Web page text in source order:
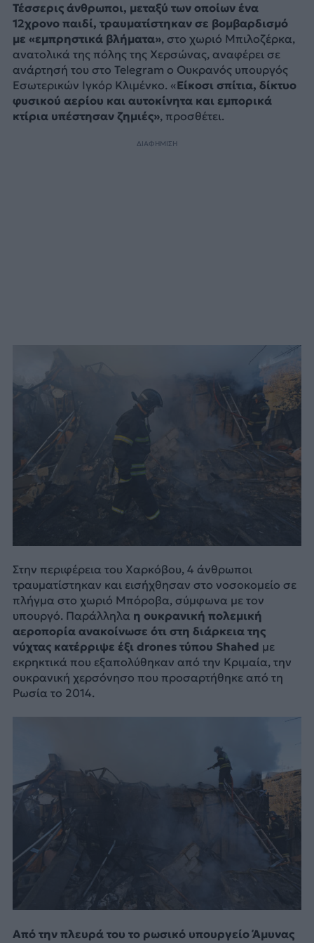
Τέσσερις άνθρωποι, μεταξύ των οποίων ένα
12χρονο παιδί, τραυματίστηκαν σε βομβαρδισμό
με «εμπρηστικά βλήματα», στο χωριό Μπιλοζέρκα,
ανατολικά της πόλης της Χερσώνας, αναφέρει σε
ανάρτησή του στο Telegram ο Ουκρανός υπουργός
Εσωτερικών Ιγκόρ Κλιμένκο. «Είκοσι σπίτια, δίκτυο
φυσικού αερίου και αυτοκίνητα και εμπορικά
κτίρια υπέστησαν ζημιές», προσθέτει.
ΔΙΑΦΗΜΙΣΗ
Στην περιφέρεια του Χαρκόβου, 4 άνθρωποι
τραυματίστηκαν και εισήχθησαν στο νοσοκομείο σε
πλήγμα στο χωριό Μπόροβα, σύμφωνα με τον
υπουργό. Παράλληλα η ουκρανική πολεμική
αεροπορία ανακοίνωσε ότι στη διάρκεια της
νύχτας κατέρριψε έξι drones τύπου Shahed με
εκρηκτικά που εξαπολύθηκαν από την Κριμαία, την
ουκρανική χερσόνησο που προσαρτήθηκε από τη
Ρωσία το 2014.
Από την πλευρά του το ρωσικό υπουργείο Άμυνας